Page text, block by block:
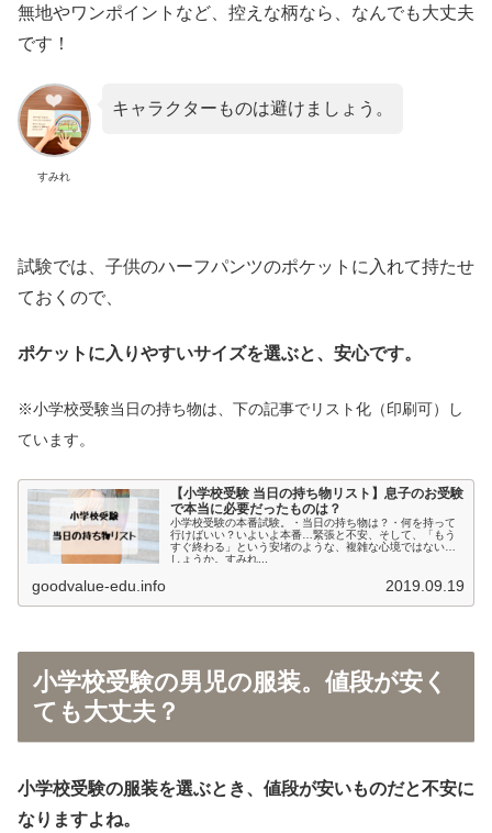
無地やワンポイントなど、控えな柄なら、なんでも大丈夫
です！
すみれ
キャラクターものは避けましょう。
試験では、子供のハーフパンツのポケットに入れて持たせ
ておくので、
ポケットに入りやすいサイズを選ぶと、安心です。
※小学校受験当日の持ち物は、下の記事でリスト化（印刷可）し
ています。
【小学校受験 当日の持ち物リスト】息子のお受験
で本当に必要だったものは？
小学校受験の本番試験。・当日の持ち物は？・何を持って
行けばいい？いよいよ本番…緊張と不安、そして、「もう
すぐ終わる」という安堵のような、複雑な心境ではないで
しょうか。すみれ...
goodvalue-edu.info 2019.09.19
小学校受験の男児の服装。値段が安く
ても大丈夫？
小学校受験の服装を選ぶとき、値段が安いものだと不安に
なりますよね。